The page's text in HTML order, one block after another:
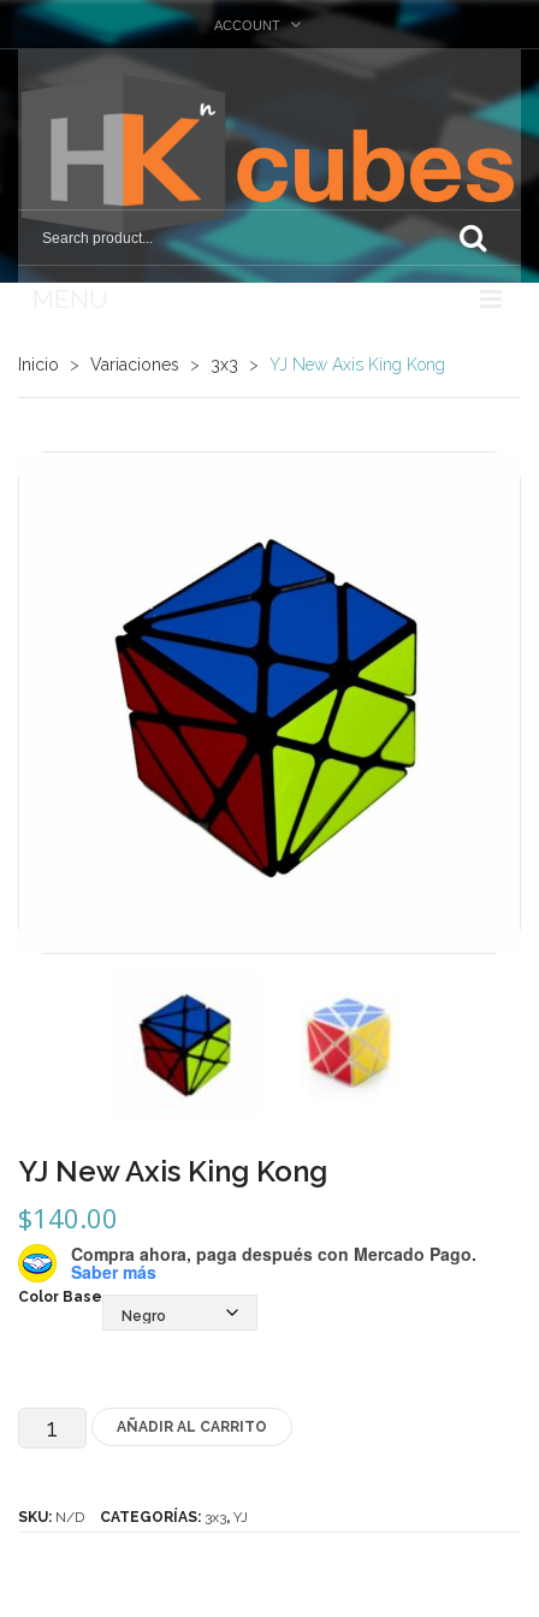
ACCOUNT
Nosotros
Marcas
DianSheng
Fidget Cube
Okamoto
QJ
Quick Finger
Very Puzzle
Gan’s
LanLan
Inicio > Variaciones > 3x3 > YJ New Axis King Kong
YJ New Axis King Kong
$140.00
Compra ahora, paga después con Mercado Pago.
Saber más
Color Base
AÑADIR AL CARRITO
SKU: N/D CATEGORÍAS: 3x3, YJ